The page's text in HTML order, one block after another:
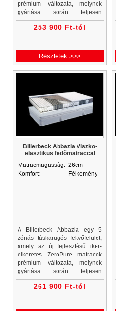
prémium változata, melynek
gyártása során teljesen
mellőzték a poliuretánt. A
kiemelt komfortérzetért a
253 900 Ft-tól
Részletek >>>
Billerbeck Abbazia Viszko-
elasztikus fedőmatraccal
Matracmagasság: 26cm
Komfort:
Félkemény
A Billerbeck Abbazia egy 5
zónás táskarugós fekvőfelület,
amely az új fejlesztésű iker-
élkeretes ZeroPure matracok
prémium változata, melynek
gyártása során teljesen
mellőzték a poliuretánt. A
kiemelt komfortérzetért a
261 900 Ft-tól